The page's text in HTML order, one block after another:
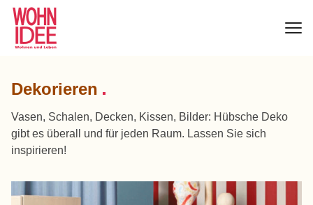
Dekorieren
Vasen, Schalen, Decken, Kissen, Bilder: Hübsche Deko
gibt es überall und für jeden Raum. Lassen Sie sich
inspirieren!